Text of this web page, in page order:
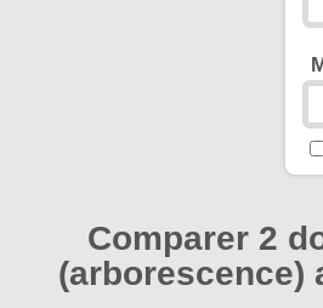
Comparer 2
(arborescence)